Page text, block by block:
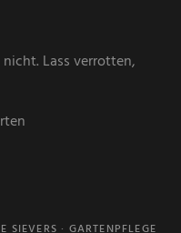
Lass verrotten,
· GARTENPFLEGE